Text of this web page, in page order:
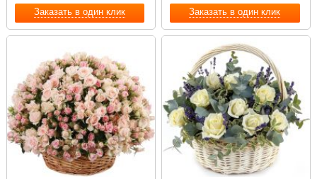
Заказать в один клик Заказать в один клик